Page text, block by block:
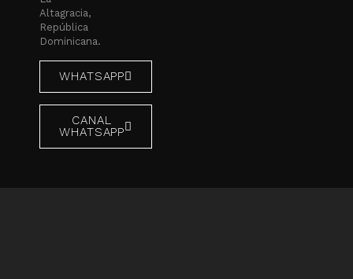
Altagracia,
República
Dominicana.
WHATSAPP
CANAL
WHATSAPP